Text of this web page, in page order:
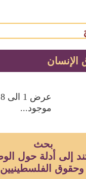
الإنسان
موجود...
بحث
إلى أدلة حول
وحقوق